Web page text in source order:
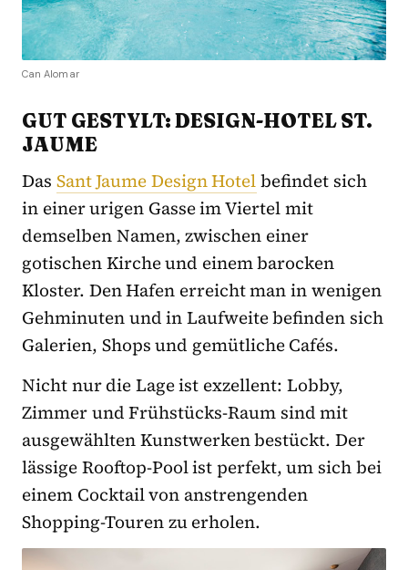
Can Alomar
GUT GESTYLT: DESIGN-HOTEL ST.
JAUME
Das Sant Jaume Design Hotelbefindet sich
in einer urigen Gasse im Viertel mit
demselben Namen, zwischen einer
gotischen Kirche und einem barocken
Kloster. Den Hafen erreicht man in wenigen
Gehminuten und in Laufweite befinden sich
Galerien, Shops und gemütliche Cafés.
Nicht nur die Lage ist exzellent: Lobby,
Zimmer und Frühstücks-Raum sind mit
ausgewählten Kunstwerken bestückt. Der
lässige Rooftop-Pool ist perfekt, um sich bei
einem Cocktail von anstrengenden
Shopping-Touren zu erholen.